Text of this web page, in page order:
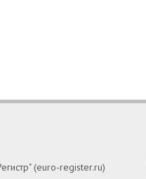
(euro-register.ru)